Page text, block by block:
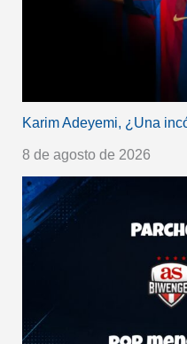
Karim Adeyemi, ¿Una
8 de agosto de 2026